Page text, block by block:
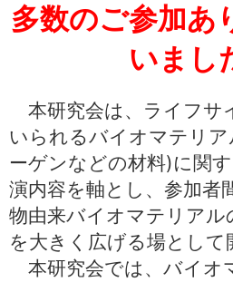
多数のご参加あ
いまし
本研究会は、ライフサ
いられるバイオマテリ
ーゲンなどの材料)に関
演内容を軸とし、参加者
物由来バイオマテリアル
を大きく広げる場として
本研究会では、バイオ
IR情報
日本語
中文